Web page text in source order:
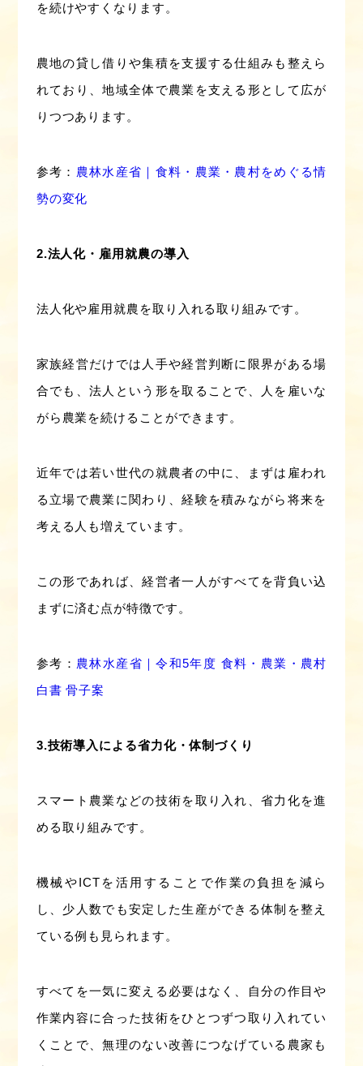
を続けやすくなります。
農地の貸し借りや集積を支援する仕組みも整えら
れており、地域全体で農業を支える形として広が
りつつあります。
参考： 農林水産省｜食料・農業・農村をめぐる情
勢の変化
2.法人化・雇用就農の導入
法人化や雇用就農を取り入れる取り組みです。
家族経営だけでは人手や経営判断に限界がある場
合でも、法人という形を取ることで、人を雇いな
がら農業を続けることができます。
近年では若い世代の就農者の中に、まずは雇われ
る立場で農業に関わり、経験を積みながら将来を
考える人も増えています。
この形であれば、経営者一人がすべてを背負い込
まずに済む点が特徴です。
参考： 農林水産省｜令和5年度 食料・農業・農村
白書 骨子案
3.技術導入による省力化・体制づくり
スマート農業などの技術を取り入れ、省力化を進
める取り組みです。
機械やICTを活用することで作業の負担を減ら
し、少人数でも安定した生産ができる体制を整え
ている例も見られます。
すべてを一気に変える必要はなく、自分の作目や
作業内容に合った技術をひとつずつ取り入れてい
くことで、無理のない改善につなげている農家も